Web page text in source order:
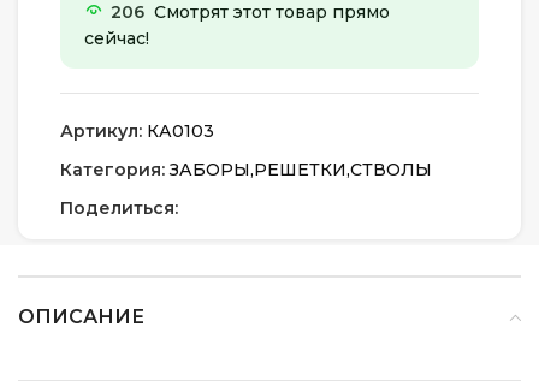
206 Смотрят этот товар прямо
сейчас!
Артикул: КА0103
Категория: ЗАБОРЫ,РЕШЕТКИ,СТВОЛЫ
Поделиться:
ОПИСАНИЕ